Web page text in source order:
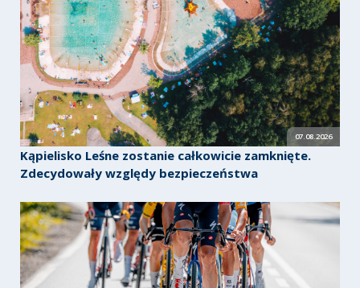
07.08.2026
Kąpielisko Leśne zostanie całkowicie zamknięte.
Zdecydowały względy bezpieczeństwa